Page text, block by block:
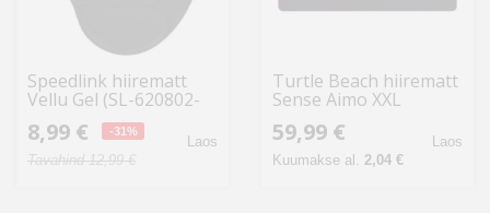
Speedlink hiirematt
Vellu Gel (SL-620802-
8,99 € -31%
Tavahind 12,99 €
Laos
Turtle Beach hiirematt
Sense Aimo XXL
59,99 €
Kuumakse al. 2,04 €
Laos